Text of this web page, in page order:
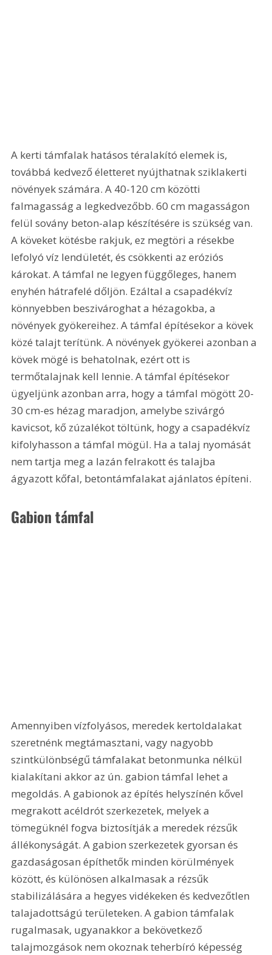
A kerti támfalak hatásos téralakító elemek is,
továbbá kedvező életteret nyújthatnak sziklakerti
növények számára. A 40-120 cm közötti
falmagasság a legkedvezőbb. 60 cm magasságon
felül sovány beton-alap készítésére is szükség van.
A köveket kötésbe rakjuk, ez megtöri a résekbe
lefolyó víz lendületét, és csökkenti az eróziós
károkat. A támfal ne legyen függőleges, hanem
enyhén hátrafelé dőljön. Ezáltal a csapadékvíz
könnyebben beszivároghat a hézagokba, a
növények gyökereihez. A támfal építésekor a kövek
közé talajt terítünk. A növények gyökerei azonban a
kövek mögé is behatolnak, ezért ott is
termőtalajnak kell lennie. A támfal építésekor
ügyeljünk azonban arra, hogy a támfal mögött 20-
30 cm-es hézag maradjon, amelybe szivárgó
kavicsot, kő zúzalékot töltünk, hogy a csapadékvíz
kifolyhasson a támfal mögül. Ha a talaj nyomását
nem tartja meg a lazán felrakott és talajba
ágyazott kőfal, betontámfalakat ajánlatos építeni.
Gabion támfal
Amennyiben vízfolyásos, meredek kertoldalakat
szeretnénk megtámasztani, vagy nagyobb
szintkülönbségű támfalakat betonmunka nélkül
kialakítani akkor az ún. gabion támfal lehet a
megoldás. A gabionok az építés helyszínén kővel
megrakott acéldrót szerkezetek, melyek a
tömegüknél fogva biztosítják a meredek rézsűk
állékonyságát. A gabion szerkezetek gyorsan és
gazdaságosan építhetők minden körülmények
között, és különösen alkalmasak a rézsűk
stabilizálására a hegyes vidékeken és kedvezőtlen
talajadottságú területeken. A gabion támfalak
rugalmasak, ugyanakkor a bekövetkező
talajmozgások nem okoznak teherbíró képesség